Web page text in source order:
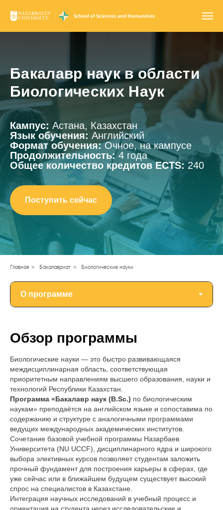
Бакалавр наук в области
Биологических Наук
Кампус: Астана, Казахстан
Язык обучения: Английский
Формат обучения:Очное, на кампусе
Продолжительность:4 года
Общее количество кредитов ECTS: 240
Поступить сейчас
Главная » Бакалавриат » Биологические науки
Обзор программы
Биологические науки — это быстро развивающаяся
междисциплинарная область, соответствующая
приоритетным направлениям высшего образования, науки и
технологий Республики Казахстан.
Программа «Бакалавр наук (B.Sc.) по биологическим
наукам» преподаётся на английском языке и сопоставима по
содержанию и структуре с аналогичными программами
ведущих международных академических институтов.
Сочетание базовой учебной программы Назарбаев
Университета (NU UCCF), дисциплинарного ядра и широкого
выбора элективных курсов позволяет студентам заложить
прочный фундамент для построения карьеры в сферах, где
уже сейчас или в ближайшем будущем существует высокий
спрос на специалистов в Казахстане.
Интеграция научных исследований в учебный процесс и